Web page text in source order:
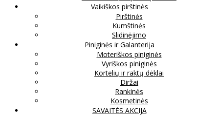
Vaikiškos pirštinės
Pirštinės
Kumštinės
Slidinėjimo
Piniginės ir Galanterija
Moteriškos piniginės
Vyriškos piniginės
Kortelių ir raktų dėklai
Diržai
Rankinės
Kosmetinės
SAVAITĖS AKCIJA